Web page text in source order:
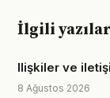
İlgili yazılar
Ilişkiler ve
8 Ağustos 2026